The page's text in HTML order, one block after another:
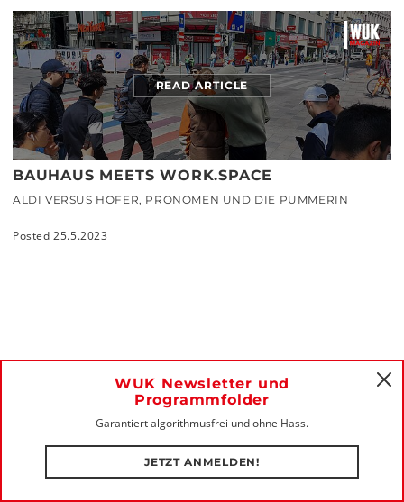
READ ARTICLE
BAUHAUS MEETS WORK.SPACE
ALDI VERSUS HOFER, PRONOMEN UND DIE PUMMERIN
Posted 25.5.2023
WUK Newsletter und
Programmfolder
Garantiert algorithmusfrei und ohne Hass.
JETZT ANMELDEN!
PRIVACY
FAQ